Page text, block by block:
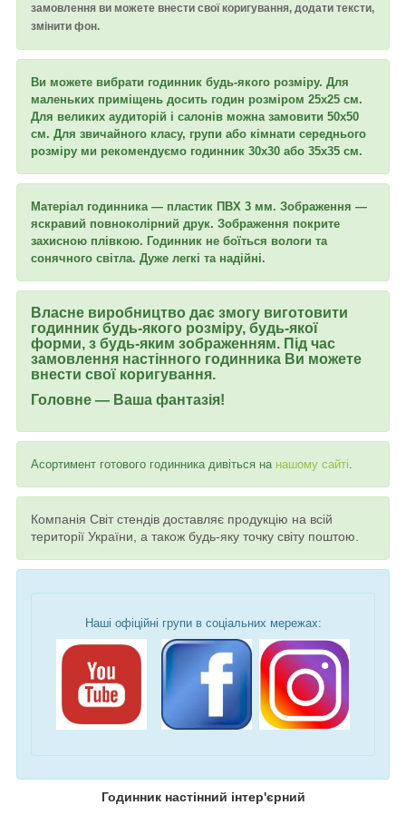
замовлення ви можете внести свої коригування, додати тексти,
змінити фон.
Ви можете вибрати годинник будь-якого розміру. Для
маленьких приміщень досить годин розміром 25х25 см.
Для великих аудиторій і салонів можна замовити 50х50
см. Для звичайного класу, групи або кімнати середнього
розміру ми рекомендуємо годинник 30х30 або 35х35 см.
Матеріал годинника — пластик ПВХ 3 мм. Зображення —
яскравий повноколірний друк. Зображення покрите
захисною плівкою. Годинник не боїться вологи та
сонячного світла. Дуже легкі та надійні.
Власне виробництво дає змогу виготовити
годинник будь-якого розміру, будь-якої
форми, з будь-яким зображенням. Під час
замовлення настінного годинника Ви можете
внести свої коригування.
Головне — Ваша фантазія!
Асортимент готового годинника дивіться на нашому сайті
Компанія Світ стендів доставляє продукцію на всій
території України, а також будь-яку точку світу поштою.
Наші офіційні групи в соціальних мережах:
Годинник настінний інтер'єрний